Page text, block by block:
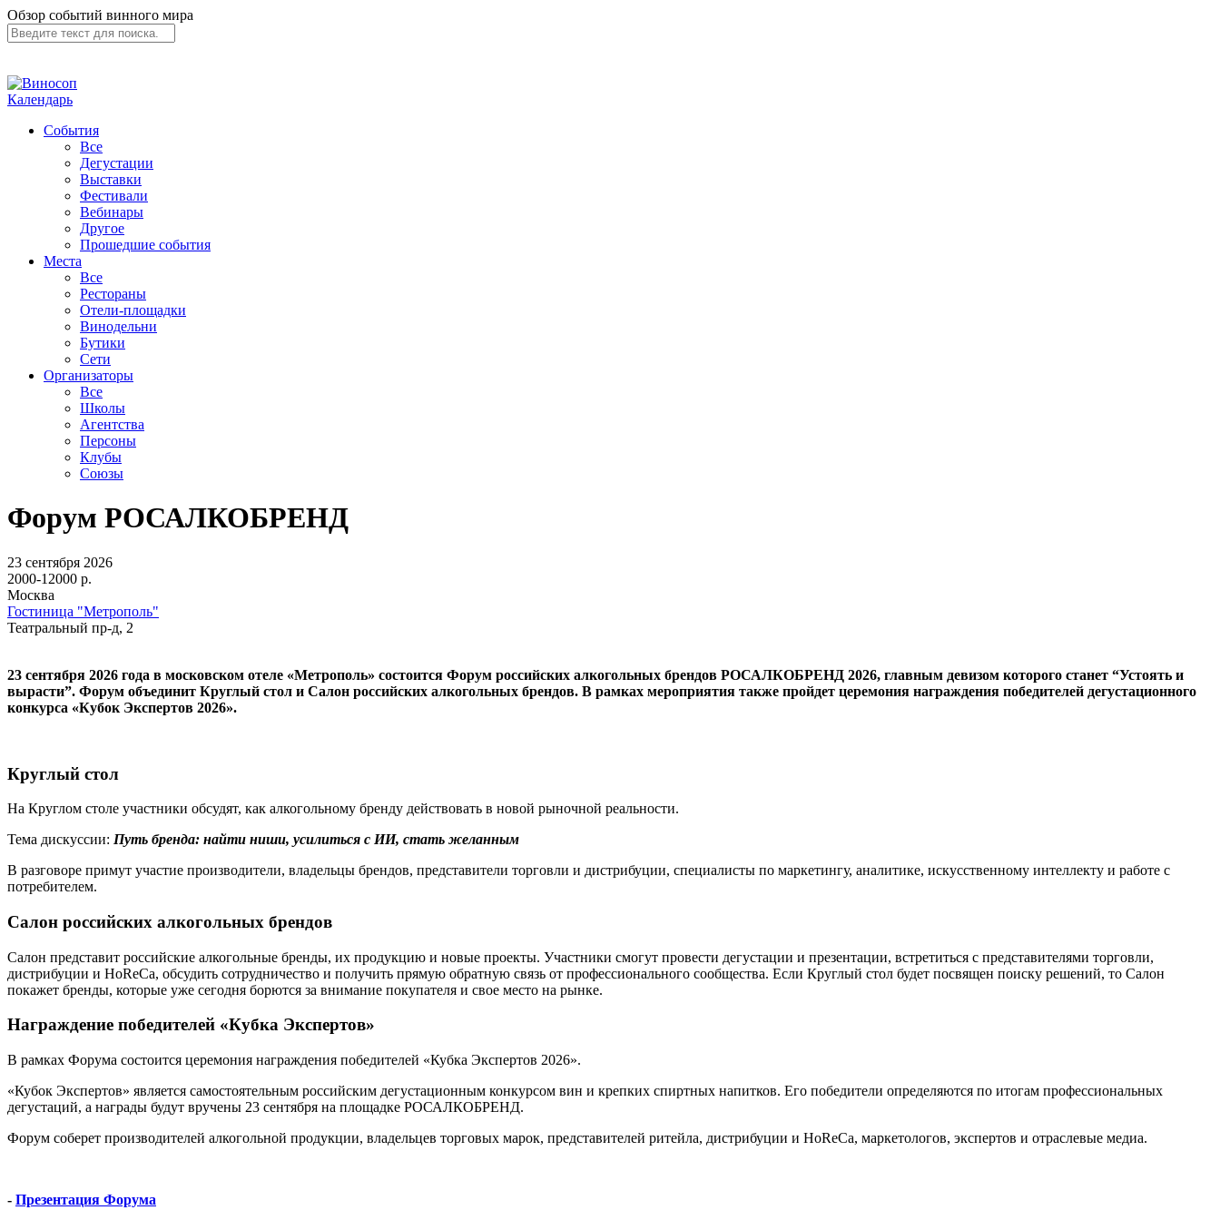
Обзор событий винного мира
Календарь
События
Все
Дегустации
Выставки
Фестивали
Вебинары
Другое
Прошедшие события
Места
Все
Рестораны
Отели-площадки
Винодельни
Бутики
Сети
Организаторы
Все
Школы
Агентства
Персоны
Клубы
Союзы
Форум РОСАЛКОБРЕНД
23 сентября 2026
2000-12000 р.
Москва
Гостиница "Метрополь"
Театральный пр-д, 2
23 сентября 2026 года в московском отеле «Метрополь» состоится Форум российских алкогольных брендов РОСАЛКОБРЕНД 2026, главным девизом которого станет “Устоять и
вырасти”. Форум объединит Круглый стол и Салон российских алкогольных брендов. В рамках мероприятия также пройдет церемония награждения победителей дегустационного
конкурса «Кубок Экспертов 2026».
Круглый стол
На Круглом столе участники обсудят, как алкогольному бренду действовать в новой рыночной реальности.
Тема дискуссии: Путь бренда: найти ниши, усилиться с ИИ, стать желанным
В разговоре примут участие производители, владельцы брендов, представители торговли и дистрибуции, специалисты по маркетингу, аналитике, искусственному интеллекту и работе с
потребителем.
Салон российских алкогольных брендов
Салон представит российские алкогольные бренды, их продукцию и новые проекты. Участники смогут провести дегустации и презентации, встретиться с представителями торговли,
дистрибуции и HoReCa, обсудить сотрудничество и получить прямую обратную связь от профессионального сообщества. Если Круглый стол будет посвящен поиску решений, то Салон
покажет бренды, которые уже сегодня борются за внимание покупателя и свое место на рынке.
Награждение победителей «Кубка Экспертов»
В рамках Форума состоится церемония награждения победителей «Кубка Экспертов 2026».
«Кубок Экспертов» является самостоятельным российским дегустационным конкурсом вин и крепких спиртных напитков. Его победители определяются по итогам профессиональных
дегустаций, а награды будут вручены 23 сентября на площадке РОСАЛКОБРЕНД.
Форум соберет производителей алкогольной продукции, владельцев торговых марок, представителей ритейла, дистрибуции и HoReCa, маркетологов, экспертов и отраслевые медиа.
- Презентация Форума